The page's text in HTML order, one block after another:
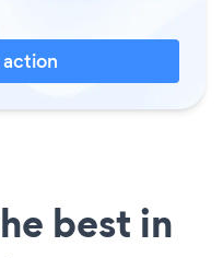
action
best in